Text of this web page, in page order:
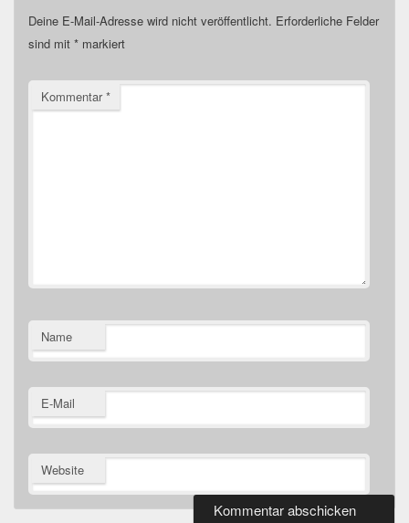
Deine E-Mail-Adresse wird nicht veröffentlicht. Erforderliche Felder
sind mit * markiert
Kommentar*
Name
E-Mail
Website